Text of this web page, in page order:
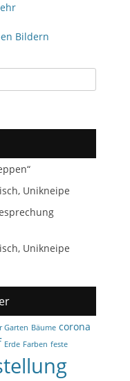
Bildern
Unikneipe
Unikneipe
Garten Bäume corona
Erde Farben feste